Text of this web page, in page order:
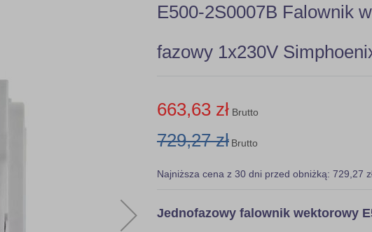
E500-2S0007B Falownik
fazowy 1x230V
663,63 zł Brutto
729,27 zł Brutto
Najniższa cena z 30 dni przed obniżką: 729,27
Jednofazowy falownik wektorowy